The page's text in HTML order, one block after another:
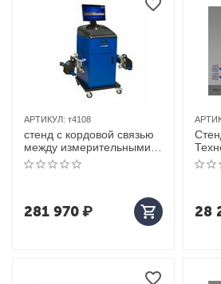
АРТИКУЛ: т4108
стенд с кордовой связью
между измерительными
приборами техновектор 4
т4108
281 970₽ 28